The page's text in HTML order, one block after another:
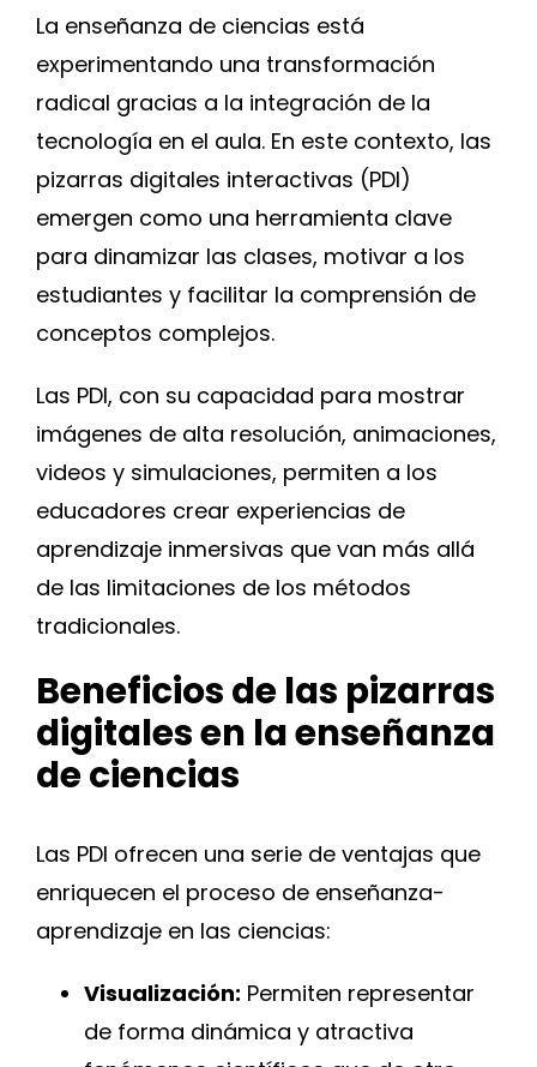
Blog
Contacto
La enseñanza de ciencias está
experimentando una transformación
radical gracias a la integración de la
tecnología en el aula. En este contexto, las
pizarras digitales interactivas (PDI)
emergen como una herramienta clave
para dinamizar las clases, motivar a los
estudiantes y facilitar la comprensión de
conceptos complejos.
Las PDI, con su capacidad para mostrar
imágenes de alta resolución, animaciones,
videos y simulaciones, permiten a los
educadores crear experiencias de
aprendizaje inmersivas que van más allá
de las limitaciones de los métodos
tradicionales.
Beneficios de las pizarras
digitales en la enseñanza
de ciencias
Las PDI ofrecen una serie de ventajas que
enriquecen el proceso de enseñanza-
aprendizaje en las ciencias:
Visualización: Permiten representar
de forma dinámica y atractiva